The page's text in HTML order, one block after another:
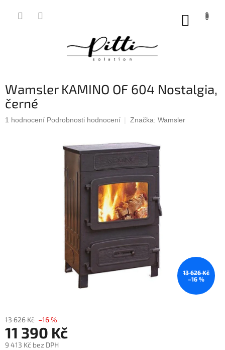
Wamsler KAMINO OF 604 Nostalgia,
černé
Průměrné
1 hodnocení Podrobnosti hodnocení Značka: Wamsler
13 626 Kč
–16 %
13 626 Kč –16 %
11 390 Kč
9 413 Kč bez DPH